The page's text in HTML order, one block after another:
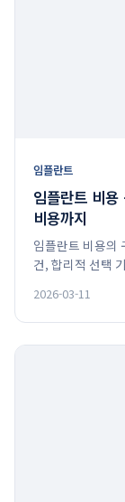
임플란트
임플란트 비
비용까지
임플란트 비용의
건, 합리적 선택
2026-03-11